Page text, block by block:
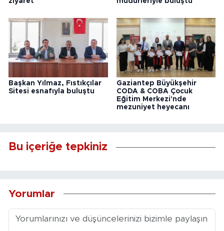
Başkan Yılmaz, Fıstıkçılar
Sitesi esnafıyla buluştu
Gaziantep Büyükşehir
CODA & COBA Çocuk
Eğitim Merkezi'nde
mezuniyet heyecanı
Bu içeriğe tepkiniz
Yorumlar